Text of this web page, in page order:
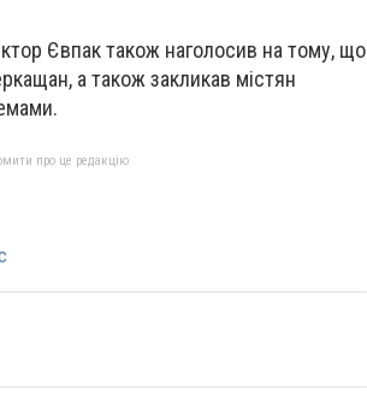
Євпак також наголосив на тому, що
а також закликав містян
про це редакцію